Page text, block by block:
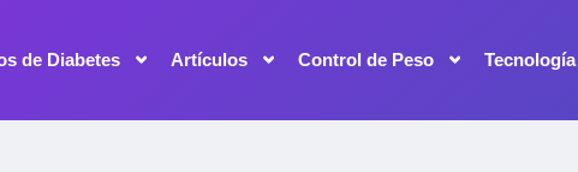
de Diabetes Artículos Control de Peso Tecnología